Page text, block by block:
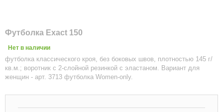
Футболка Exact 150
Нет в наличии
футболка классического кроя, без боковых швов, плотностью 145 г/
кв.м.; воротник с 2-слойной резинкой с эластаном. Вариант для
женщин - арт. 3713 футболка Women-only.